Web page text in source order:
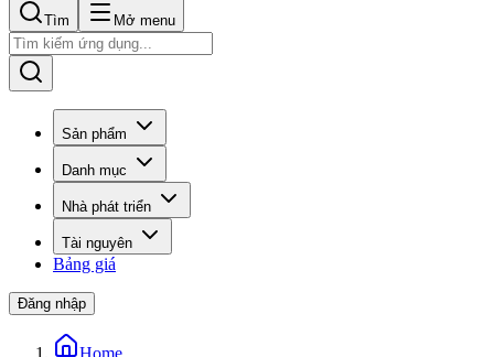
Tìm Mở menu
Sản phẩm
Danh mục
Nhà phát triển
Tài nguyên
Bảng giá
Đăng nhập
Home